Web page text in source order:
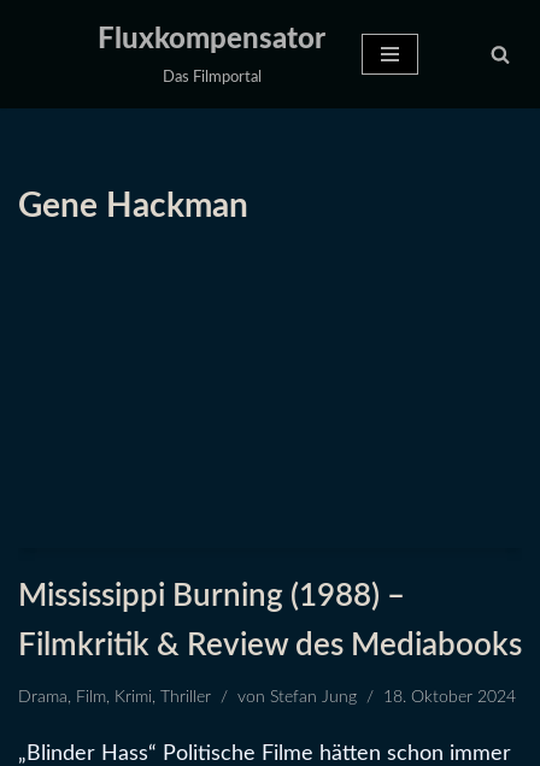
Fluxkompensator
Das Filmportal
Gene Hackman
Mississippi Burning (1988) –
Filmkritik & Review des Mediabooks
Drama, Film, Krimi, Thriller von Stefan Jung 18. Oktober 2024
„Blinder Hass“ Politische Filme hätten schon immer